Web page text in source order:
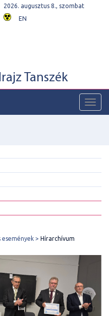
2026. augusztus 8., szombat
EN
Tanszék
események Hírarchívum